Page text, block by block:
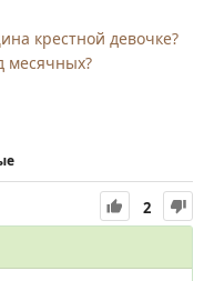
крестной девочке?
месячных?
2